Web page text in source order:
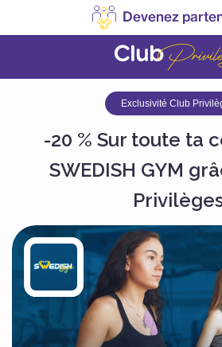
Devenez
Exclusivité Club
-20 % Sur toute ta
SWEDISH GYM